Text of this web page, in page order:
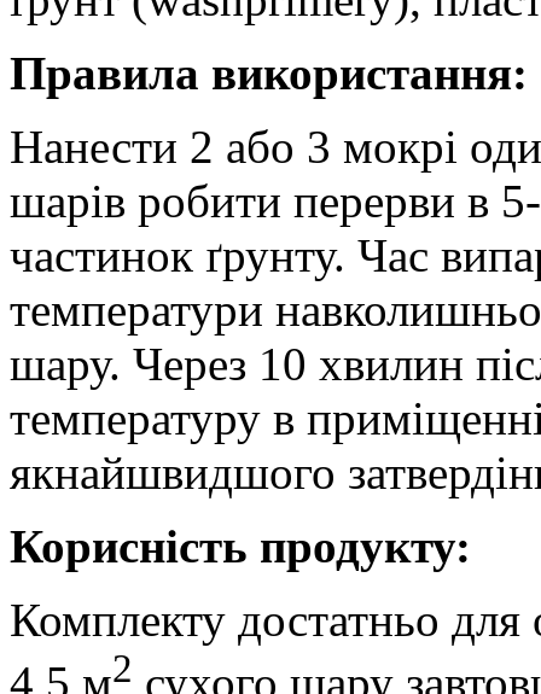
Правила використання:
Нанести 2 або 3 мокрі
шарів робити перерви в
частинок ґрунту. Час
температури
шару. Через 10 хвилин
температуру в
якнайшвидшого
Корисність продукту:
Комплекту достатньо
4,5 м2 сухого шару